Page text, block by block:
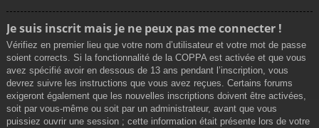
Je suis inscrit mais je ne peux pas me connecter !
Vérifiez en premier lieu que votre nom d’utilisateur et votre mot de passe
soient corrects. Si la fonctionnalité de la COPPA est activée et que vous
avez spécifié avoir en dessous de 13 ans pendant l’inscription, vous
devrez suivre les instructions que vous avez reçues. Certains forums
exigeront également que les nouvelles inscriptions doivent être activées,
soit par vous-même ou soit par un administrateur, avant que vous
puissiez ouvrir une session ; cette information était présente lors de votre